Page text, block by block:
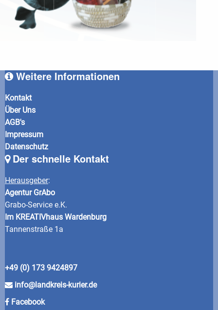
Weitere Informationen
Kontakt
Über Uns
AGB's
Impressum
Datenschutz
Der schnelle Kontakt
Herausgeber:
Agentur GrAbo
Grabo-Service e.K.
Im KREATIVhaus Wardenburg
Tannenstraße 1a
+49 (0) 173 9424897
info@landkreis-kurier.de
Facebook